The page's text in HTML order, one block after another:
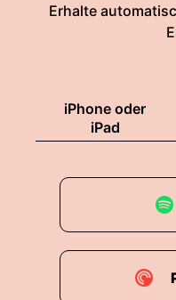
Erhalte
iPhone oder
iPad